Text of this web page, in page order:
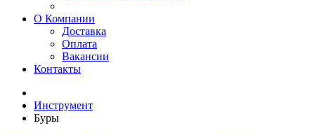
О Компании
Доставка
Оплата
Вакансии
Контакты
Инструмент
Буры